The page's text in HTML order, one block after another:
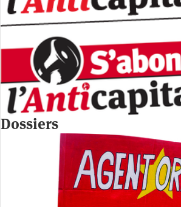
Dossiers